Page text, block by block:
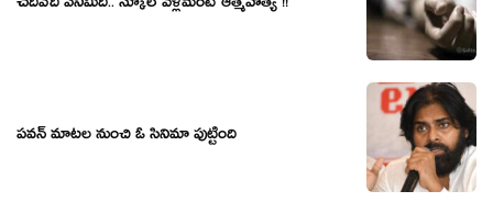
పవన్ మాటల నుంచి ఓ సినిమా పుట్టింది